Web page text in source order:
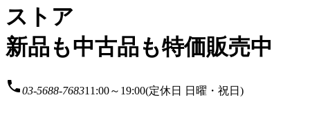
ストア
新品も中古品も特価販売中
local_phone03-5688-768311:00～19:00(定休日 日曜・祝日)